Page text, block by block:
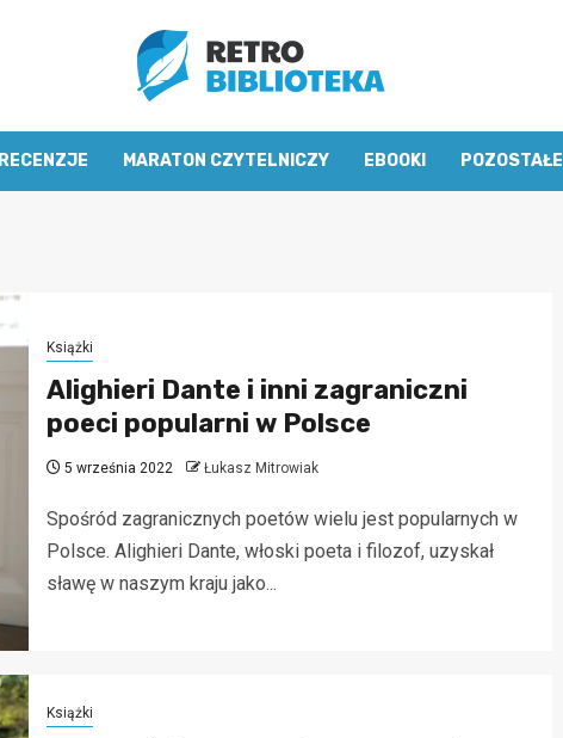
RECENZJE MARATON CZYTELNICZY EBOOKI POZOSTAŁE
Książki
Alighieri Dante i inni zagraniczni
poeci popularni w Polsce
5 września 2022 Łukasz Mitrowiak
Spośród zagranicznych poetów wielu jest popularnych w
Polsce. Alighieri Dante, włoski poeta i filozof, uzyskał
sławę w naszym kraju jako...
Książki